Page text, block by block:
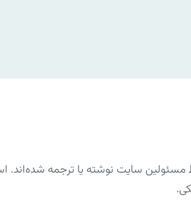
سایت نوشته یا ترجمه شده‌اند.